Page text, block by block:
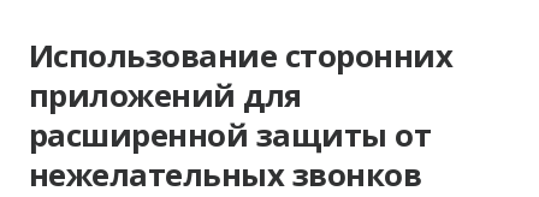
Использование сторонних
приложений для
расширенной защиты от
нежелательных звонков